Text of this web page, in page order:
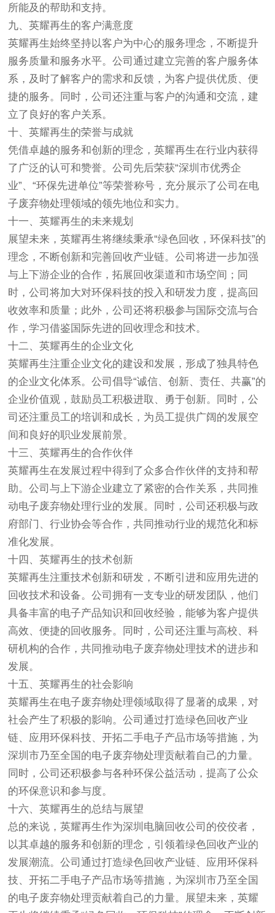
所能及的帮助和支持。
九、英耀再生的客户满意度
英耀再生始终坚持以客户为中心的服务理念，不断提升
服务质量和服务水平。公司通过建立完善的客户服务体
系，及时了解客户的需求和反馈，为客户提供优质、便
捷的服务。同时，公司还注重与客户的沟通和交流，建
立了良好的客户关系。
十、英耀再生的荣誉与成就
凭借卓越的服务和创新的理念，英耀再生在行业内获得
了广泛的认可和赞誉。公司先后荣获“深圳市优秀企
业”、“环保先进单位”等荣誉称号，充分展示了公司在电
子废弃物处理领域的领先地位和实力。
十一、英耀再生的未来规划
展望未来，英耀再生将继续秉承“绿色回收，环保科技”的
理念，不断创新和完善回收产业链。公司将进一步加强
与上下游企业的合作，拓展回收渠道和市场空间；同
时，公司将加大对环保科技的投入和研发力度，提高回
收效率和质量；此外，公司还将积极参与国际交流与合
作，学习借鉴国际先进的回收理念和技术。
十二、英耀再生的企业文化
英耀再生注重企业文化的建设和发展，形成了独具特色
的企业文化体系。公司倡导“诚信、创新、责任、共赢”的
企业价值观，鼓励员工积极进取、勇于创新。同时，公
司还注重员工的培训和成长，为员工提供广阔的发展空
间和良好的职业发展前景。
十三、英耀再生的合作伙伴
英耀再生在发展过程中得到了众多合作伙伴的支持和帮
助。公司与上下游企业建立了紧密的合作关系，共同推
动电子废弃物处理行业的发展。同时，公司还积极与政
府部门、行业协会等合作，共同推动行业的规范化和标
准化发展。
十四、英耀再生的技术创新
英耀再生注重技术创新和研发，不断引进和应用先进的
回收技术和设备。公司拥有一支专业的研发团队，他们
具备丰富的电子产品知识和回收经验，能够为客户提供
高效、便捷的回收服务。同时，公司还注重与高校、科
研机构的合作，共同推动电子废弃物处理技术的进步和
发展。
十五、英耀再生的社会影响
英耀再生在电子废弃物处理领域取得了显著的成果，对
社会产生了积极的影响。公司通过打造绿色回收产业
链、应用环保科技、开拓二手电子产品市场等措施，为
深圳市乃至全国的电子废弃物处理贡献着自己的力量。
同时，公司还积极参与各种环保公益活动，提高了公众
的环保意识和参与度。
十六、英耀再生的总结与展望
总的来说，英耀再生作为深圳电脑回收公司的佼佼者，
以其卓越的服务和创新的理念，引领着绿色回收产业的
发展潮流。公司通过打造绿色回收产业链、应用环保科
技、开拓二手电子产品市场等措施，为深圳市乃至全国
的电子废弃物处理贡献着自己的力量。展望未来，英耀